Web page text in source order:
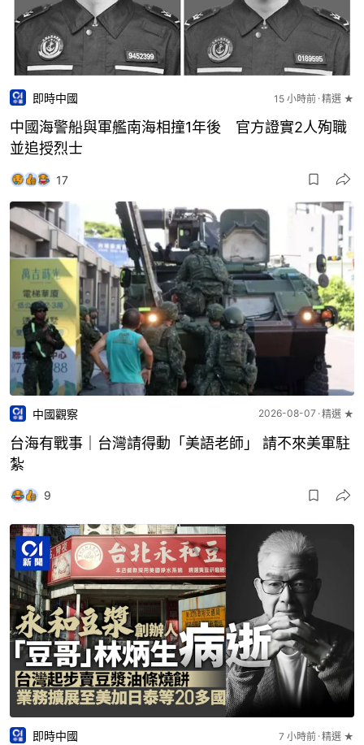
即時中國 15 小時前 精選 ★
中國海警船與軍艦南海相撞1年後 官方證實2人殉職
並追授烈士
17
中國觀察 2026-08-07 精選 ★
台海有戰事｜台灣請得動「美語老師」 請不來美軍駐
紮
9
即時中國 7 小時前 精選 ★